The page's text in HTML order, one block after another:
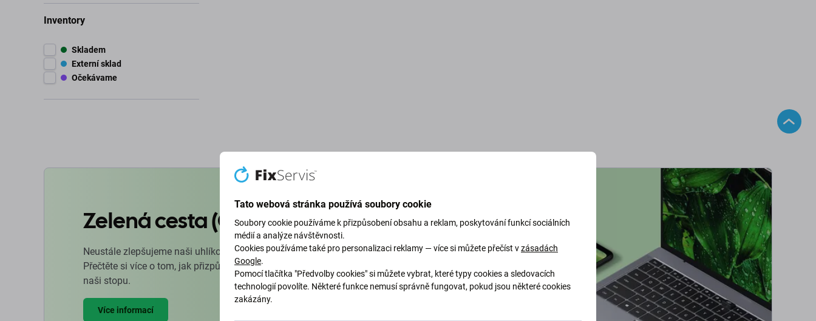
Inventory
Skladem
Externí sklad
Očekávame
Zelená cesta (Going Green)
Neustále zlepšujeme naši uhlíkovou stopu, abychom chránili naši planetu.
Přečtěte si více o tom, jak přizpůsobujeme naše procesy, abychom snížili
naši stopu.
Více informací
Tato webová stránka používá soubory cookie
Soubory cookie používáme k přizpůsobení obsahu a reklam, poskytování funkcí sociálních
médií a analýze návštěvnosti.
Cookies používáme také pro personalizaci reklamy — více si můžete přečíst vzásadách
Google.
Pomocí tlačítka "Předvolby cookies" si můžete vybrat, které typy cookies a sledovacích
technologií povolíte. Některé funkce nemusí správně fungovat, pokud jsou některé cookies
zakázány.